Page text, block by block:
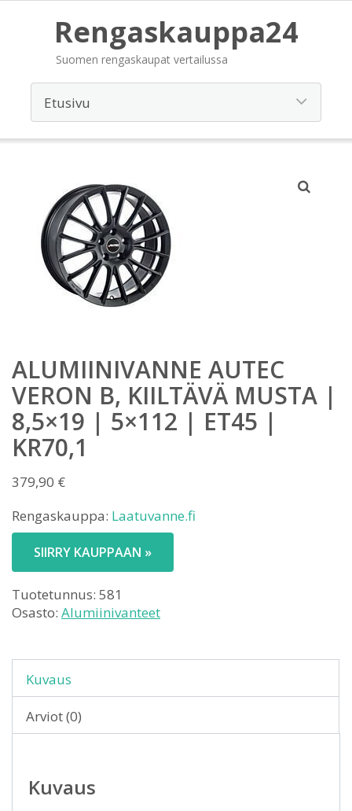
Rengaskauppa24
Suomen rengaskaupat vertailussa
ALUMIINIVANNE AUTEC
VERON B, KIILTÄVÄ MUSTA |
8,5×19 | 5×112 | ET45 |
KR70,1
379,90 €
Rengaskauppa: Laatuvanne.fi
SIIRRY KAUPPAAN »
Tuotetunnus: 581
Osasto: Alumiinivanteet
Kuvaus
Arviot (0)
Kuvaus